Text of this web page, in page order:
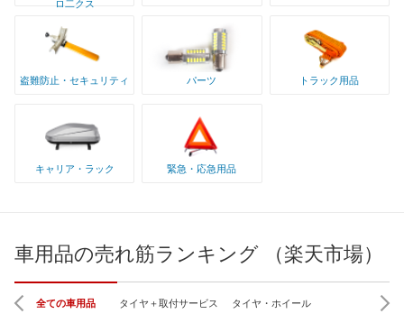
ロ二クス
盗難防止・セキュリティ パーツ トラック用品
キャリア・ラック 緊急・応急用品
車用品の売れ筋ランキング （楽天市場）
全ての車用品 タイヤ＋取付サービス タイヤ・ホイール